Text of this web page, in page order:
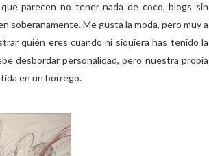
parecen no tener nada de coco, blogs sin
soberanamente. Me gusta la moda, pero muy a
quién eres cuando ni siquiera has tenido la
desbordar personalidad, pero nuestra propia
en un borrego.